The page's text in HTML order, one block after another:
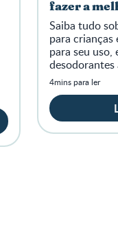
fazer a
Saiba tudo
para crianças
para seu uso,
desodorantes
fase!
4mins para ler